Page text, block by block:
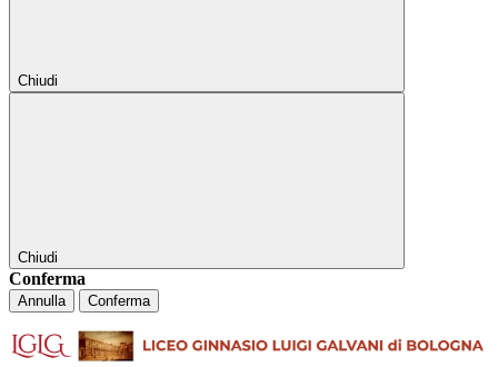
Chiudi
Chiudi
Conferma
Annulla Conferma